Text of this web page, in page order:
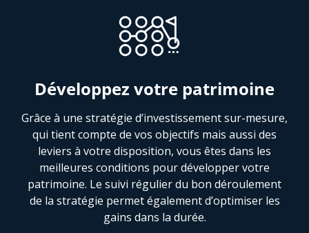
Développez votre patrimoine
Grâce à une stratégie d’investissement sur-mesure,
qui tient compte de vos objectifs mais aussi des
leviers à votre disposition, vous êtes dans les
meilleures conditions pour développer votre
patrimoine. Le suivi régulier du bon déroulement
de la stratégie permet également d’optimiser les
gains dans la durée.